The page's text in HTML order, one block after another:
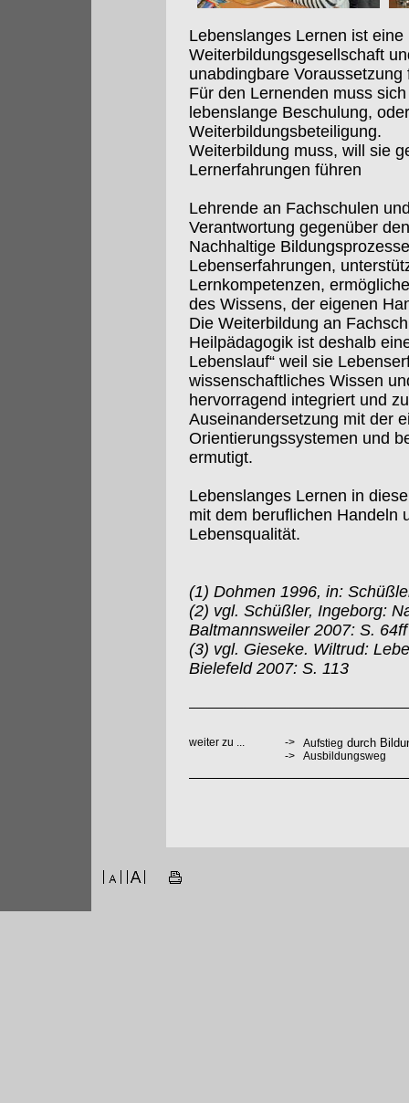
Lebenslanges Lernen ist
Weiterbildungsgesellschaft
unabdingbare
Für den Lernenden muss
lebenslange Beschulung,
Weiterbildungsbeteiligung.
Weiterbildung muss, will sie
Lernerfahrungen führen
Lehrende an Fachschulen
Verantwortung gegenüber
Nachhaltige
Lebenserfahrungen,
Lernkompetenzen,
des Wissens, der eigenen
Die Weiterbildung an
Heilpädagogik ist deshalb
Lebenslauf“ weil sie
wissenschaftliches Wissen
hervorragend integriert und
Auseinandersetzung mit der
Orientierungssystemen und
ermutigt.
Lebenslanges Lernen in
mit dem beruflichen Handeln
Lebensqualität.
(1) Dohmen 1996, in:
(2) vgl. Schüßler, Ingeborg:
Baltmannsweiler 2007: S. 64ff
(3) vgl. Gieseke. Wiltrud:
Bielefeld 2007: S. 113
weiter zu ... -> Aufstieg durch
-> Ausbildungsweg